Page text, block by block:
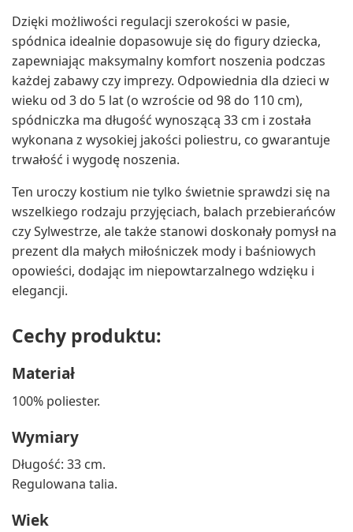
Dzięki możliwości regulacji szerokości w pasie,
spódnica idealnie dopasowuje się do figury dziecka,
zapewniając maksymalny komfort noszenia podczas
każdej zabawy czy imprezy. Odpowiednia dla dzieci w
wieku od 3 do 5 lat (o wzroście od 98 do 110 cm),
spódniczka ma długość wynoszącą 33 cm i została
wykonana z wysokiej jakości poliestru, co gwarantuje
trwałość i wygodę noszenia.
Ten uroczy kostium nie tylko świetnie sprawdzi się na
wszelkiego rodzaju przyjęciach, balach przebierańców
czy Sylwestrze, ale także stanowi doskonały pomysł na
prezent dla małych miłośniczek mody i baśniowych
opowieści, dodając im niepowtarzalnego wdzięku i
elegancji.
Cechy produktu:
Materiał
100% poliester.
Wymiary
Długość: 33 cm.
Regulowana talia.
Wiek